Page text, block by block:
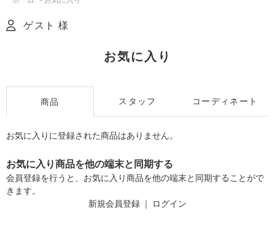
ゲスト 様
お気に入り
商品 スタッフ コーディネート
お気に入りに登録された商品はありません。
お気に入り商品を他の端末と同期する
会員登録を行うと、お気に入り商品を他の端末と同期することがで
きます。
新規会員登録 ｜ ログイン